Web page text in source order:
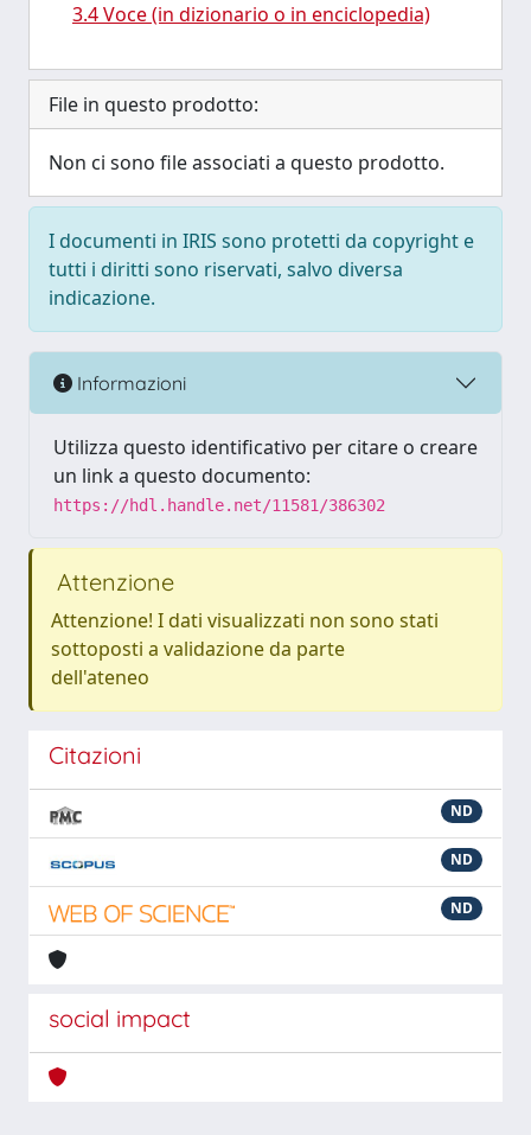
3.4 Voce (in dizionario o in enciclopedia)
File in questo prodotto:
Non ci sono file associati a questo prodotto.
I documenti in IRIS sono protetti da copyright e
tutti i diritti sono riservati, salvo diversa
indicazione.
Informazioni
Utilizza questo identificativo per citare o creare
un link a questo documento:
https://hdl.handle.net/11581/386302
Attenzione
Attenzione! I dati visualizzati non sono stati
sottoposti a validazione da parte
dell'ateneo
Citazioni
ND
ND
ND
social impact